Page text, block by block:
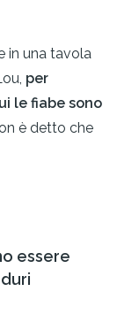
in una tavola
per
le fiabe sono
è detto che
essere